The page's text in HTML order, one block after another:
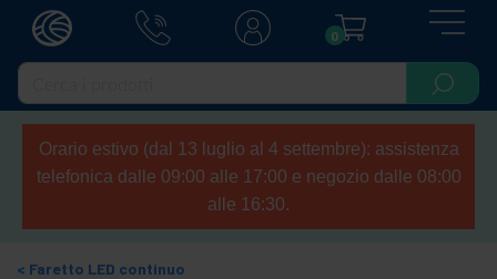
0
Orario estivo (dal 13 luglio al 4 settembre): assistenza
telefonica dalle 09:00 alle 17:00 e negozio dalle 08:00
alle 16:30.
Faretto LED continuo